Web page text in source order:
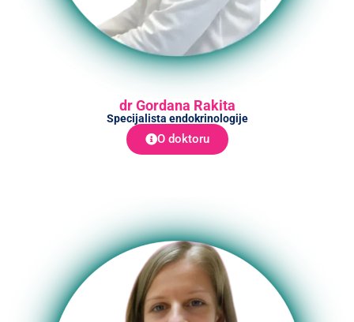
dr Gordana Rakita
Specijalista endokrinologije
O doktoru